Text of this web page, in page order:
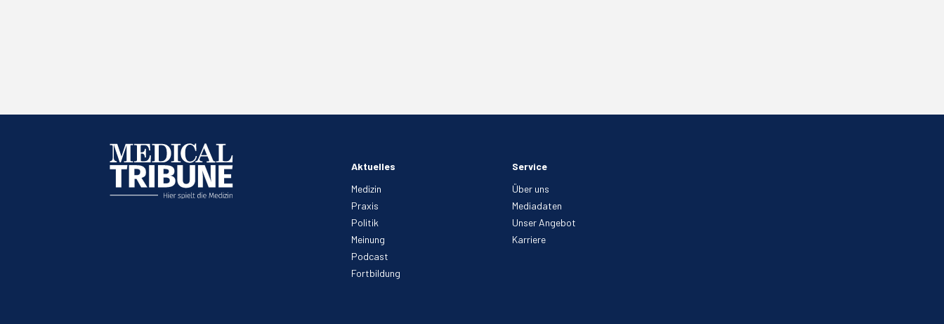
Aktuelles
Medizin
Praxis
Politik
Meinung
Podcast
Fortbildung
Service
Über uns
Mediadaten
Unser Angebot
Karriere